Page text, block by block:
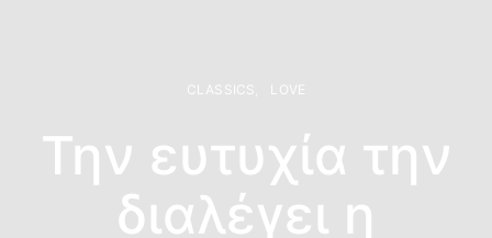
CLASSICS LOVE
Την ευτυχία την
διαλέγει η